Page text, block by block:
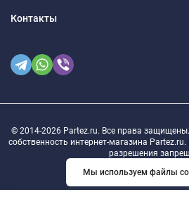
Контакты
© 2014-2026 Partez.ru. Все права
собственность интернет-магазина
разрешения
Мы используем файлы